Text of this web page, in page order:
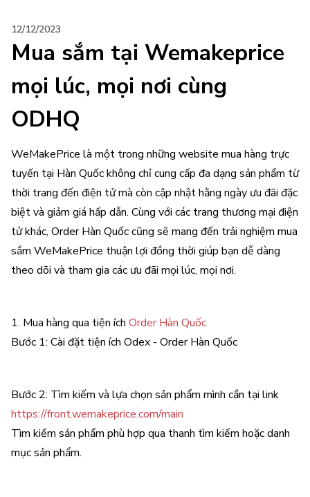
12/12/2023
Mua sắm tại Wemakeprice
mọi lúc, mọi nơi cùng
ODHQ
WeMakePrice là một trong những website mua hàng trực
tuyến tại Hàn Quốc không chỉ cung cấp đa dạng sản phẩm từ
thời trang đến điện tử mà còn cập nhật hằng ngày ưu đãi đặc
biệt và giảm giá hấp dẫn. Cùng với các trang thương mại điện
tử khác, Order Hàn Quốc cũng sẽ mang đến trải nghiệm mua
sắm WeMakePrice thuận lợi đồng thời giúp bạn dễ dàng
theo dõi và tham gia các ưu đãi mọi lúc, mọi nơi.
1. Mua hàng qua tiện ích Order Hàn Quốc
Bước 1: Cài đặt tiện ích Odex - Order Hàn Quốc
Bước 2: Tìm kiếm và lựa chọn sản phẩm mình cần tại link
https://front.wemakeprice.com/main
Tìm kiếm sản phẩm phù hợp qua thanh tìm kiếm hoặc danh
mục sản phẩm.